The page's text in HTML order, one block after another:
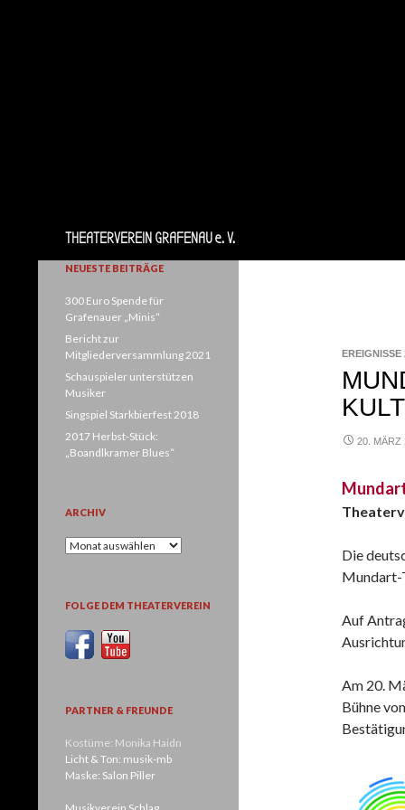
THEATERVEREIN GRAFENAU e. V.
EREIGNISSE
20. MÄRZ
Die
Mundart-
Auf
Am 20.
Bühne
NEUESTE BEITRÄGE
300 Euro Spende für
Grafenauer „Minis“
Bericht zur
Mitgliederversammlung 2021
Schauspieler unterstützen
Musiker
Singspiel Starkbierfest 2018
2017 Herbst-Stück:
„Boandlkramer Blues“
ARCHIV
Archiv
FOLGE DEM THEATERVEREIN
PARTNER & FREUNDE
Kostüme: Monika Haidn
Licht & Ton: musik-mb
Maske: Salon Piller